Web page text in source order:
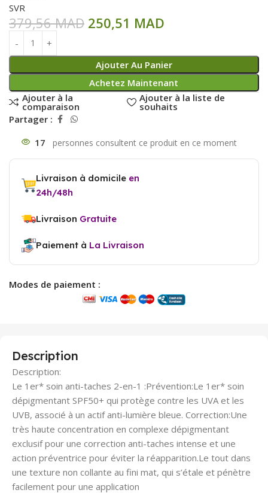
SVR
379,56MAD 250,51 MAD
Ajouter Au Panier
Achetez Maintenant
Ajouter à la
comparaison
Ajouter à la liste de
souhaits
Partager :
17
Livraison à domicile en
24h/48h
Livraison Gratuite
Paiement à La Livraison
Modes de paiement :
Description
Description:
Le 1er* soin anti-taches 2-en-1 :Prévention:Le 1er* soin
dépigmentant SPF50+ qui protège contre les UVA et les
UVB, associé à un actif anti-lumière bleue. Correction:Une
très haute concentration en complexe dépigmentant
exclusif pour une correction anti-taches intense et une
action préventrice pour éviter la réapparition.Le tout dans
une texture non collante au fini mat, qui s’étale et pénètre
facilement pour une application